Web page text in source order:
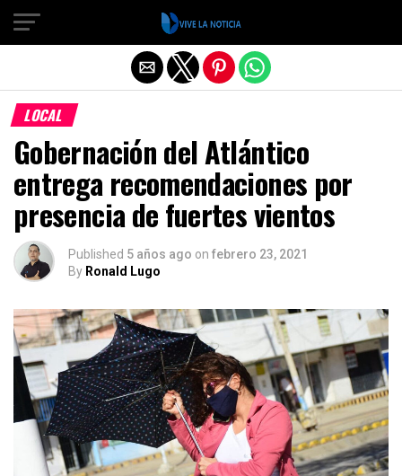
LOCAL
Gobernación del Atlántico
entrega recomendaciones por
presencia de fuertes vientos
Published 5 años ago on febrero 23, 2021
By Ronald Lugo
Salir de la versión móvil